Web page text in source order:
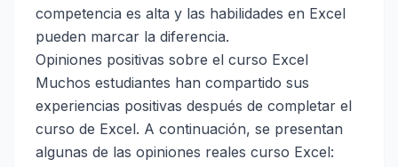
competencia es alta y las habilidades en Excel
pueden marcar la diferencia.
Opiniones positivas sobre el curso Excel
Muchos estudiantes han compartido sus
experiencias positivas después de completar el
curso de Excel. A continuación, se presentan
algunas de las opiniones reales curso Excel: